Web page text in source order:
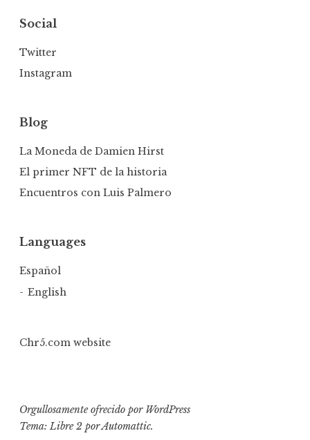
Social
Twitter
Instagram
Blog
La Moneda de Damien Hirst
El primer NFT de la historia
Encuentros con Luis Palmero
Languages
Español
English
Chr5.com website
Orgullosamente ofrecido por WordPress
Tema: Libre 2 porAutomattic.